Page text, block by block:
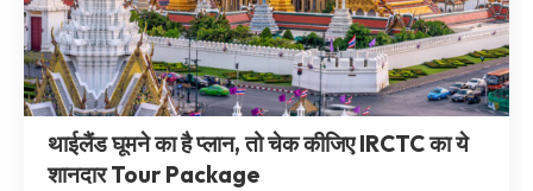
थाईलैंड घूमने का है प्लान, तो चेक कीजिए IRCTC का ये
शानदार Tour Package